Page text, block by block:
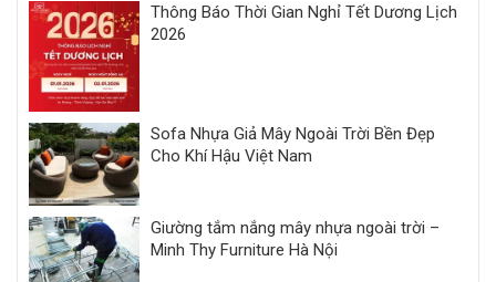
Thông Báo Thời Gian Nghỉ Tết Dương Lịch
2026
Sofa Nhựa Giả Mây Ngoài Trời Bền Đẹp
Cho Khí Hậu Việt Nam
Giường tắm nắng mây nhựa ngoài trời –
Minh Thy Furniture Hà Nội